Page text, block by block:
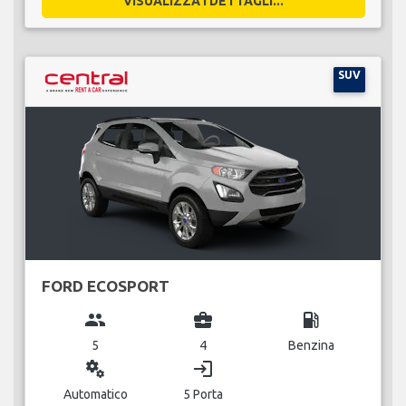
SUV
FORD ECOSPORT
group
5
business_center
4
local_gas_station
Benzina
miscellaneous_services
Automatico
login
5 Porta